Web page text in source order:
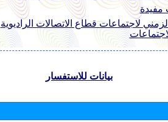
مفيدة
لاجتماعات قطاع الاتصالات الراديوية
بيانات للاستفسار